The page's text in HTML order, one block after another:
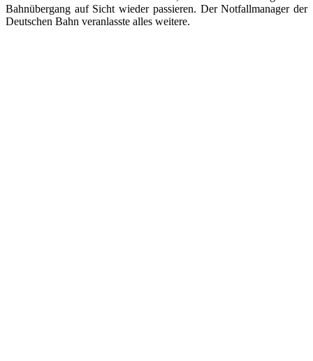
Bahnübergang auf Sicht wieder passieren. Der Notfallmanager der
Deutschen Bahn veranlasste alles weitere.